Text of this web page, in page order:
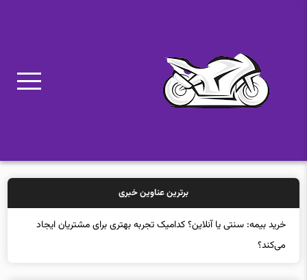
برترین عناوین خبری
خرید بیمه: سنتی یا آنلاین؟ کدامیک تجربه بهتری برای مشتریان ایجاد
می‌کند؟